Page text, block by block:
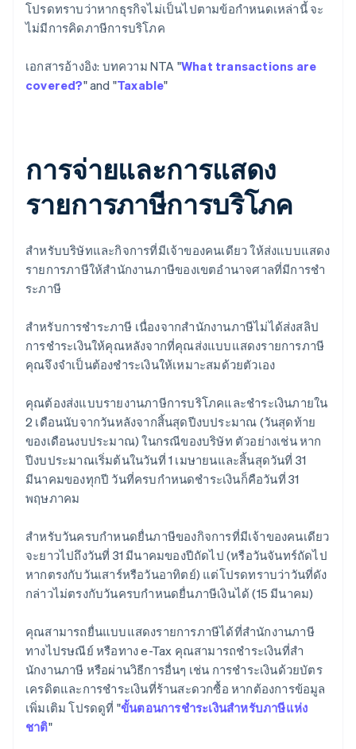
โปรดทราบว่าหากธุรกิจไม่เป็นไปตามข้อกําหนดเหล่านี้ จะ
ไม่มีการคิดภาษีการบริโภค
เอกสารอ้างอิง: บทความ NTA "What transactions are
covered?" and "Taxable"
การจ่ายและการแสดง
รายการภาษีการบริโภค
สําหรับบริษัทและกิจการที่มีเจ้าของคนเดียว ให้ส่งแบบแสดง
รายการภาษีให้สํานักงานภาษีของเขตอํานาจศาลที่มีการชํา
ระภาษี
สำหรับการชำระภาษี เนื่องจากสํานักงานภาษีไม่ได้ส่งสลิป
การชําระเงินให้คุณหลังจากที่คุณส่งแบบแสดงรายการภาษี
คุณจึงจําเป็นต้องชําระเงินให้เหมาะสมด้วยตัวเอง
คุณต้องส่งแบบรายงานภาษีการบริโภคและชําระเงินภายใน
2 เดือนนับจากวันหลังจากสิ้นสุดปีงบประมาณ (วันสุดท้าย
ของเดือนงบประมาณ) ในกรณีของบริษัท ตัวอย่างเช่น หาก
ปีงบประมาณเริ่มต้นในวันที่ 1 เมษายนและสิ้นสุดวันที่ 31
มีนาคมของทุกปี วันที่ครบกำหนดชำระเงินก็คือวันที่ 31
พฤษภาคม
สําหรับวันครบกําหนดยื่นภาษีของกิจการที่มีเจ้าของคนเดียว
จะยาวไปถึงวันที่ 31 มีนาคมของปีถัดไป (หรือวันจันทร์ถัดไป
หากตรงกับวันเสาร์หรือวันอาทิตย์) แต่โปรดทราบว่าวันที่ดัง
กล่าวไม่ตรงกับวันครบกําหนดยื่นภาษีเงินได้ (15 มีนาคม)
คุณสามารถยื่นแบบแสดงรายการภาษีได้ที่สํานักงานภาษี
ทางไปรษณีย์ หรือทาง e-Tax คุณสามารถชําระเงินที่สํา
นักงานภาษี หรือผ่านวิธีการอื่นๆ เช่น การชําระเงินด้วยบัตร
เครดิตและการชําระเงินที่ร้านสะดวกซื้อ หากต้องการข้อมูล
เพิ่มเติม โปรดดูที่ "ขั้นตอนการชําระเงินสําหรับภาษีแห่ง
ชาติ"